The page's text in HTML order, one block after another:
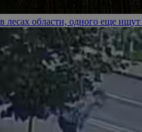
лесах области, одного еще ищут